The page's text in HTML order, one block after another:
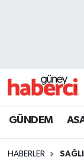
GÜNDEM
HABERLER
Beyoğlu